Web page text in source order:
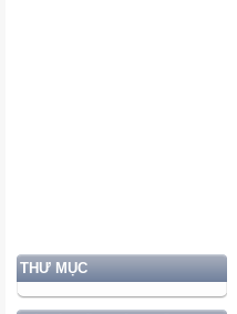
THƯ MỤC